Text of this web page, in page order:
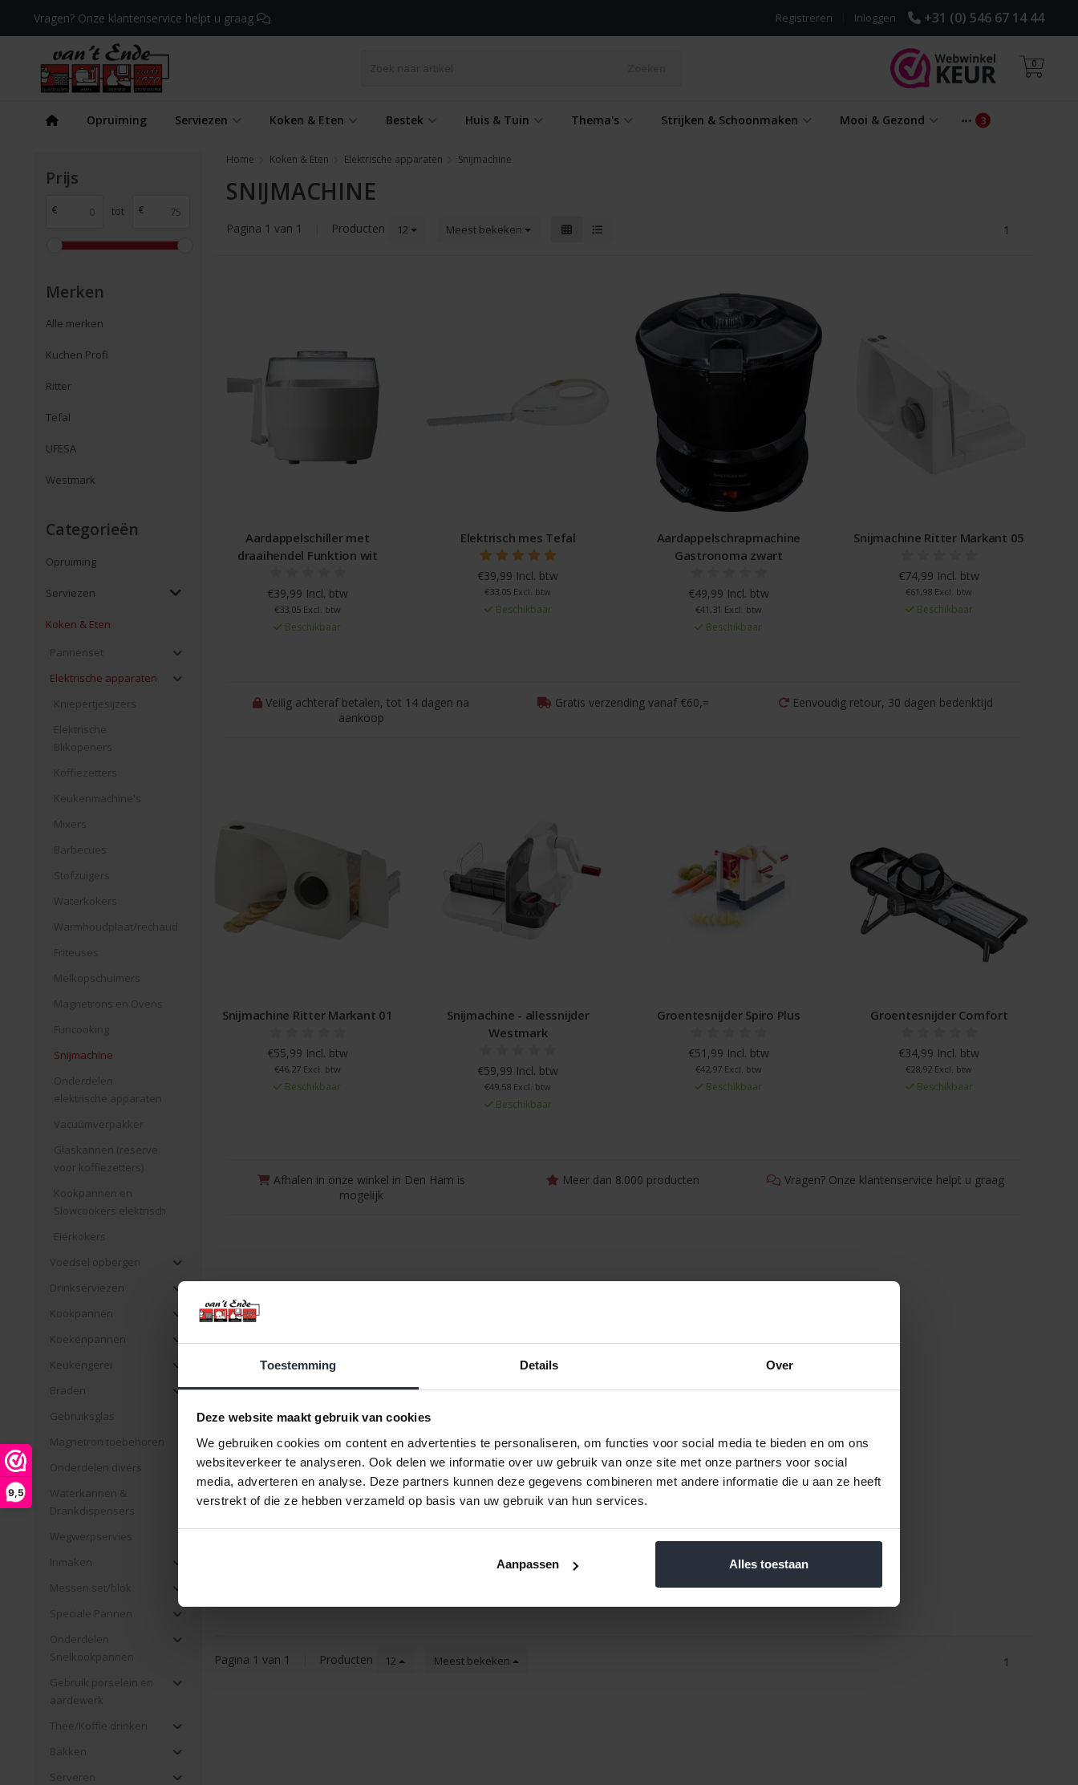
Toestemming Details Over
Deze website maakt gebruik van cookies
We gebruiken cookies om content en advertenties te personaliseren, om functies voor social media te bieden en om ons
websiteverkeer te analyseren. Ook delen we informatie over uw gebruik van onze site met onze partners voor social
media, adverteren en analyse. Deze partners kunnen deze gegevens combineren met andere informatie die u aan ze heeft
verstrekt of die ze hebben verzameld op basis van uw gebruik van hun services.
Aanpassen Alles toestaan
9,5
Vragen? Onze klantenservice helpt u graag +31 (0) 546 67 14 44
Inloggen
Registreren
0
Opruiming Serviezen Koken & Eten Bestek Huis & Tuin Thema's Strijken & Schoonmaken Mooi & Gezond
Prijs
€ tot €
Merken
Alle merken
Kuchen Profi
Ritter
Tefal
UFESA
Westmark
Categorieën
Opruiming
Serviezen
Koken & Eten
Pannenset
Elektrische apparaten
Kniepertjesijzers
Elektrische
Blikopeners
Koffiezetters
Keukenmachine's
Mixers
Barbecues
Stofzuigers
Waterkokers
Warmhoudplaat/rechaud
Friteuses
Melkopschuimers
Magnetrons en Ovens
Funcooking
Snijmachine
Onderdelen
elektrische apparaten
Vacuümverpakker
Glaskannen (reserve
voor koffiezetters)
Kookpannen en
Slowcookers elektrisch
Eierkokers
Voedsel opbergen
Drinkserviezen
Kookpannen
Koekenpannen
Keukengerei
Braden
Gebruiksglas
Magnetron toebehoren
Onderdelen divers
Waterkannen &
Drankdispensers
Wegwerpservies
Inmaken
Messen set/blok
Speciale Pannen
Onderdelen
Snelkookpannen
Gebruik porselein en
aardewerk
Thee/Koffie drinken
Bakken
Serveren
Home Koken & Eten Elektrische apparaten Snijmachine
SNIJMACHINE
Pagina 1 van 1 Producten 12 Meest bekeken 1
Aardappelschiller met
draaihendel Funktion wit
€39,99 Incl. btw
€33,05 Excl. btw
Beschikbaar
Elektrisch mes Tefal
€39,99 Incl. btw
€33,05 Excl. btw
Beschikbaar
Aardappelschrapmachine
Gastronoma zwart
€49,99 Incl. btw
€41,31 Excl. btw
Beschikbaar
Snijmachine Ritter Markant 05
€74,99 Incl. btw
€61,98 Excl. btw
Beschikbaar
Veilig achteraf betalen, tot 14 dagen na
aankoop
Gratis verzending vanaf €60,= Eenvoudig retour, 30 dagen bedenktijd
Snijmachine Ritter Markant 01
€55,99 Incl. btw
€46,27 Excl. btw
Beschikbaar
Snijmachine - allessnijder
Westmark
€59,99 Incl. btw
€49,58 Excl. btw
Beschikbaar
Groentesnijder Spiro Plus
€51,99 Incl. btw
€42,97 Excl. btw
Beschikbaar
Groentesnijder Comfort
€34,99 Incl. btw
€28,92 Excl. btw
Beschikbaar
Afhalen in onze winkel in Den Ham is
mogelijk
Meer dan 8.000 producten Vragen? Onze klantenservice helpt u graag
Snijmachine Ufesa Katana zwart
€56,99 Incl. btw
Pagina 1 van 1 Producten 12 Meest bekeken 1